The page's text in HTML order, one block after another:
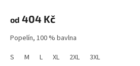
od 404 Kč
Popelín, 100 % bavlna
S
M L XL 2XL 3XL